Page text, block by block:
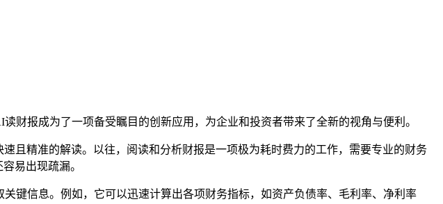
报成为了一项备受瞩目的创新应用，为企业和投资者带来了全新的视角与便利。
且精准的解读。以往，阅读和分析财报是一项极为耗时费力的工作，需要专业的财务
易出现疏漏。
键信息。例如，它可以迅速计算出各项财务指标，如资产负债率、毛利率、净利率